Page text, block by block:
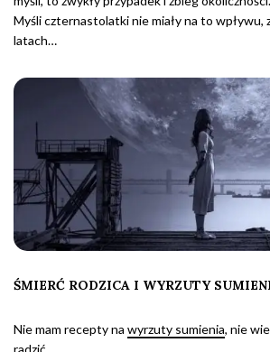
Myśli czternastolatki nie miały na to wpływu,
latach…
ŚMIERĆ RODZICA I WYRZUTY
Nie mam recepty na wyrzuty sumienia, nie